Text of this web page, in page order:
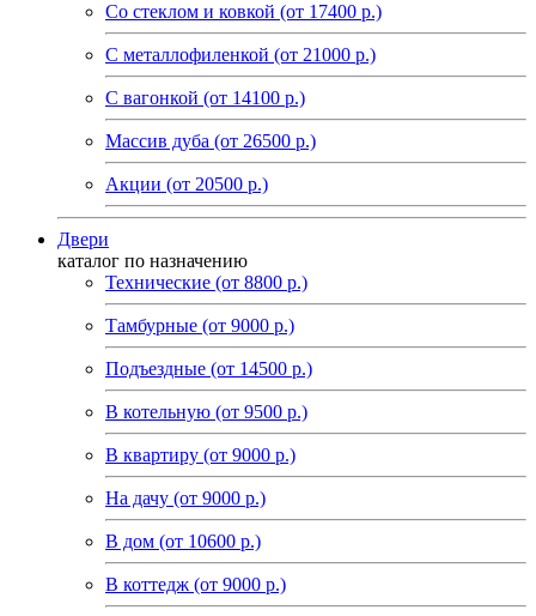
Со стеклом и ковкой (от 17400 р.)
C металлофиленкой (от 21000 р.)
С вагонкой (от 14100 р.)
Массив дуба (от 26500 р.)
Акции (от 20500 р.)
Двери
каталог по назначению
Технические (от 8800 р.)
Тамбурные (от 9000 р.)
Подъездные (от 14500 р.)
В котельную (от 9500 р.)
В квартиру (от 9000 р.)
На дачу (от 9000 р.)
В дом (от 10600 р.)
В коттедж (от 9000 р.)